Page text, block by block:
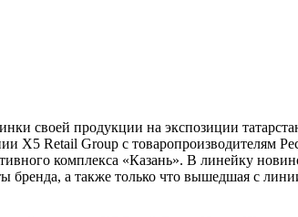
своей продукции на экспозиции
X5 Retail Group с товаропроизводителям
комплекса «Казань». В линейку
бренда, а также только что вышедшая с